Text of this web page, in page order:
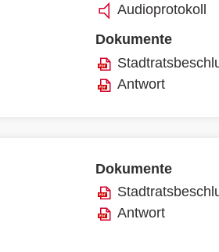
Audioprotokoll
Dokumente
Antwort
Dokumente
Antwort